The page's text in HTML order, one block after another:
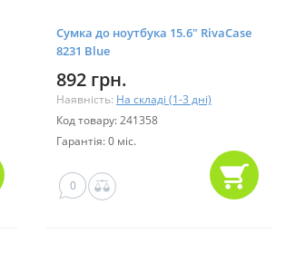
Сумка до ноутбука 15.6" RivaCase
8231 Blue
892 грн.
Наявність: На складі (1-3 дні)
Код товару: 241358
Гарантія: 0 міс.
0